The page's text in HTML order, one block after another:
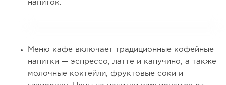
напиток.
Меню кафе включает традиционные кофейные
напитки — эспрессо, латте и капучино, а также
молочные коктейли, фруктовые соки и